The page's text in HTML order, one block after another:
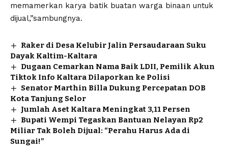
memamerkan karya batik buatan warga binaan untuk
dijual,”sambungnya.
Raker di Desa Kelubir Jalin Persaudaraan Suku
Dayak Kaltim-Kaltara
Dugaan Cemarkan Nama Baik LDII, Pemilik Akun
Tiktok Info Kaltara Dilaporkan ke Polisi
Senator Marthin Billa Dukung Percepatan DOB
Kota Tanjung Selor
Jumlah Aset Kaltara Meningkat 3,11 Persen
Bupati Wempi Tegaskan Bantuan Nelayan Rp2
Miliar Tak Boleh Dijual: “Perahu Harus Ada di
Sungai!”